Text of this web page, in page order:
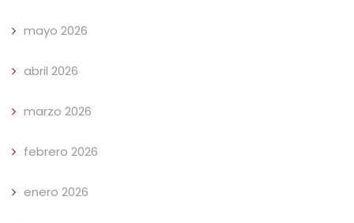
mayo 2026
abril 2026
marzo 2026
febrero 2026
enero 2026